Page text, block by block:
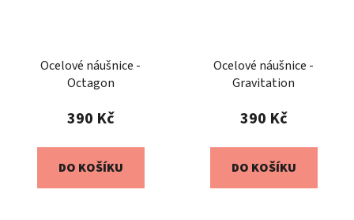
Ocelové náušnice -
Octagon
390 Kč
DO KOŠÍKU
Ocelové náušnice -
Gravitation
390 Kč
DO KOŠÍKU